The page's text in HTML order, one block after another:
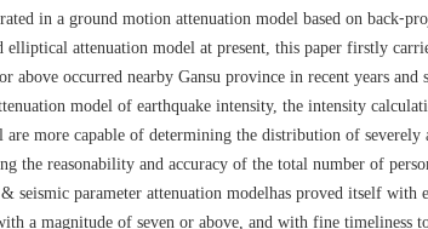
in a ground motion attenuation model based on
attenuation model at present, this paper firstly
occurred nearby Gansu province in recent years and
model of earthquake intensity, the intensity
more capable of determining the distribution of severely
the reasonability and accuracy of the total number of
seismic parameter attenuation modelhas proved itself
a magnitude of seven or above, and with fine timeliness